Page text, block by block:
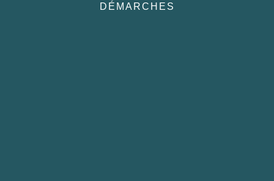
DÉMARCHES